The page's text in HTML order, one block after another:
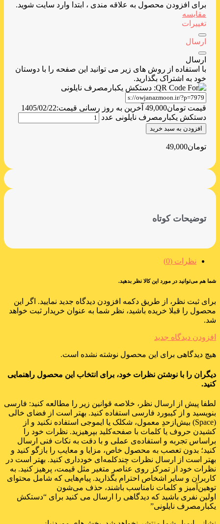
برای افزودن محصول به علاقه مندی ، ابتدا وارد سایت شوید.
مقایسه
تغییرات
ارسال
ارسال
با استفاده از روش های زیر می توانید این صفحه را با دوستان
خود به اشتراک بگذارید.
قیمت تومان49,000 آخرین به روز رسانی قیمت:1405/02/22
دستکش یکبارمصرف نایلونی عدد
افزودن به سبد خرید
تومان49,000
توضیحات کوتاه
نظرات (0)
شما هم می‌توانید در مورد این کالا نظر بدهید.
برای ثبت نظر، از طریق دکمه افزودن دیدگاه جدید نمایید. اگر این
محصول را قبلا خریده باشید، نظر شما به عنوان خریدار ثبت خواهد
شد.
افزودن دیدگاه جدید
هیچ دیدگاهی برای این محصول نوشته نشده است.
دیگران را با نوشتن نظرات خود، برای انتخاب این محصول راهنمایی
کنید.
لطفا پیش از ارسال نظر، خلاصه قوانین زیر را مطالعه کنید: فارسی
بنویسید و از کیبورد فارسی استفاده کنید. بهتر است از فضای خالی
(Space) بیش‌از‌حدِ معمول، شکلک یا ایموجی استفاده نکنید و از
کشیدن حروف یا کلمات با صفحه‌کلید بپرهیزید. نظرات خود را
براساس تجربه و استفاده‌ی عملی و با دقت به نکات فنی ارسال
کنید؛ بدون تعصب به محصول خاص، مزایا و معایب را بازگو کنید و
بهتر است از ارسال نظرات چندکلمه‌‌ای خودداری کنید. بهتر است در
نظرات خود از تمرکز روی عناصر متغیر مثل قیمت، پرهیز کنید. به
کاربران و سایر اشخاص احترام بگذارید. پیام‌هایی که شامل محتوای
توهین‌آمیز و کلمات نامناسب باشند، حذف می‌شون
اولین نفری باشید که دیدگاهی را ارسال می کنید برای “دستکش
یکبارمصرف نایلونی”